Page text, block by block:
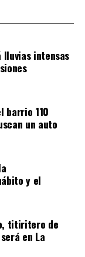
en
un valor
y
sentir cómo
lo que uno
personas,
de diseño y
lluvias intensas
barrio 110
un auto
y el
titiritero de
en La